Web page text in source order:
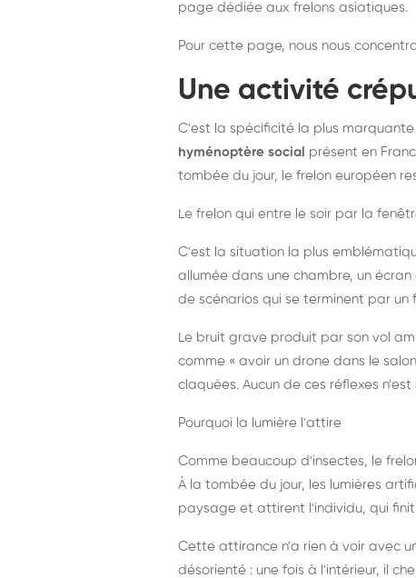
page dédiée aux frelons asiatiques.
Pour cette page, nous nous
Une activité
C'est la spécificité la plus
hyménoptère social présent en
tombée du jour, le frelon européen
Le frelon qui entre le soir par la
C'est la situation la plus
allumée dans une chambre, un
de scénarios qui se terminent par
Le bruit grave produit par son vol
comme « avoir un drone dans le
claquées. Aucun de ces réflexes n'est
Pourquoi la lumière l'attire
Comme beaucoup d'insectes, le
À la tombée du jour, les lumières
paysage et attirent l'individu, qui
Cette attirance n'a rien à voir avec
désorienté : une fois à l'intérieur, il